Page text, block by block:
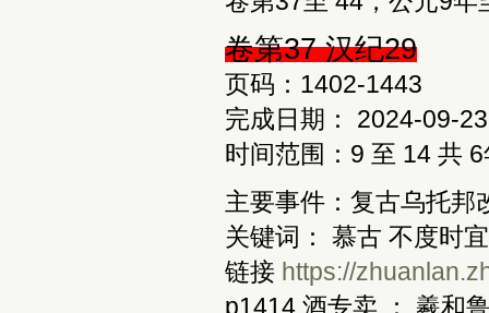
卷第37 汉纪29
页码：1402-1443
完成日期： 2024-09-23
时间范围：9 至 14 共 6
主要事件：复古乌托邦
关键词： 慕古 不度时
链接 https://
p1414 酒专卖 ： 羲和